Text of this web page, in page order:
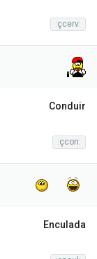
:çcerv:
Conduir
:çcon:
Enculada